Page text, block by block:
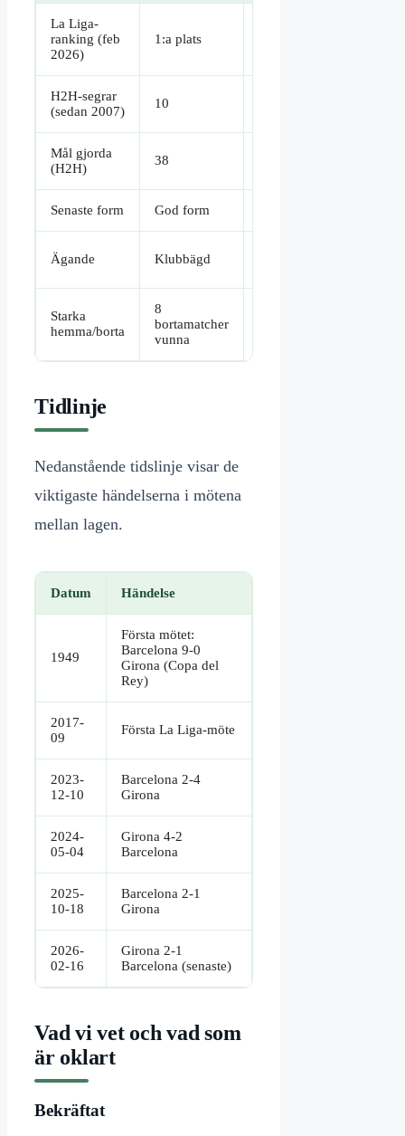
La Liga-
ranking (feb
2026)
1:a plats
H2H-segrar
(sedan 2007)
10
Mål gjorda
(H2H)
38
Senaste form God form
Ägande Klubbägd
Starka
hemma/borta
8
bortamatcher
vunna
Tidlinje
Nedanstående tidslinje visar de
viktigaste händelserna i mötena
mellan lagen.
Datum Händelse
1949
Första mötet:
Barcelona 9-0
Girona (Copa del
Rey)
2017-
09
Första La Liga-möte
2023-
12-10
Barcelona 2-4
Girona
2024-
05-04
Girona 4-2
Barcelona
2025-
10-18
Barcelona 2-1
Girona
2026-
02-16
Girona 2-1
Barcelona (senaste)
Vad vi vet och vad som
är oklart
Bekräftat